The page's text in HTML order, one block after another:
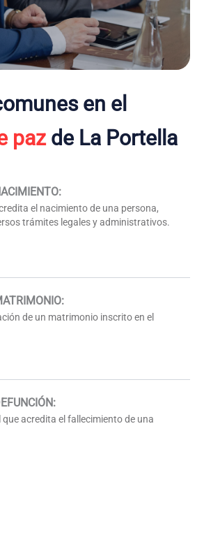
en el
pazde La Portella
:
el nacimiento de una persona,
trámites legales y administrativos.
de un matrimonio inscrito en el
:
acredita el fallecimiento de una